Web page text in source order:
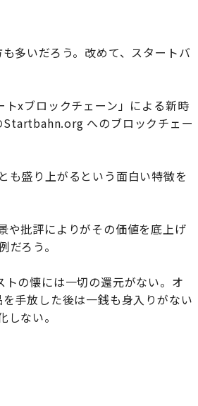
多いだろう。改めて、スタートバ
xブロックチェーン」による新時
Startbahn.org へのブロックチェー
も盛り上がるという面白い特徴を
や批評によりがその価値を底上げ
ろう。
トの懐には一切の還元がない。オ
手放した後は一銭も身入りがない
ない。